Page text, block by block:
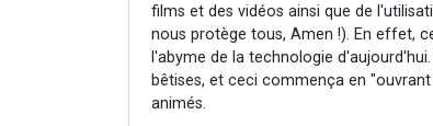
films et des vidéos ainsi que de
nous protège tous, Amen !). En effet,
l'abyme de la technologie
bêtises, et ceci commença en
animés.